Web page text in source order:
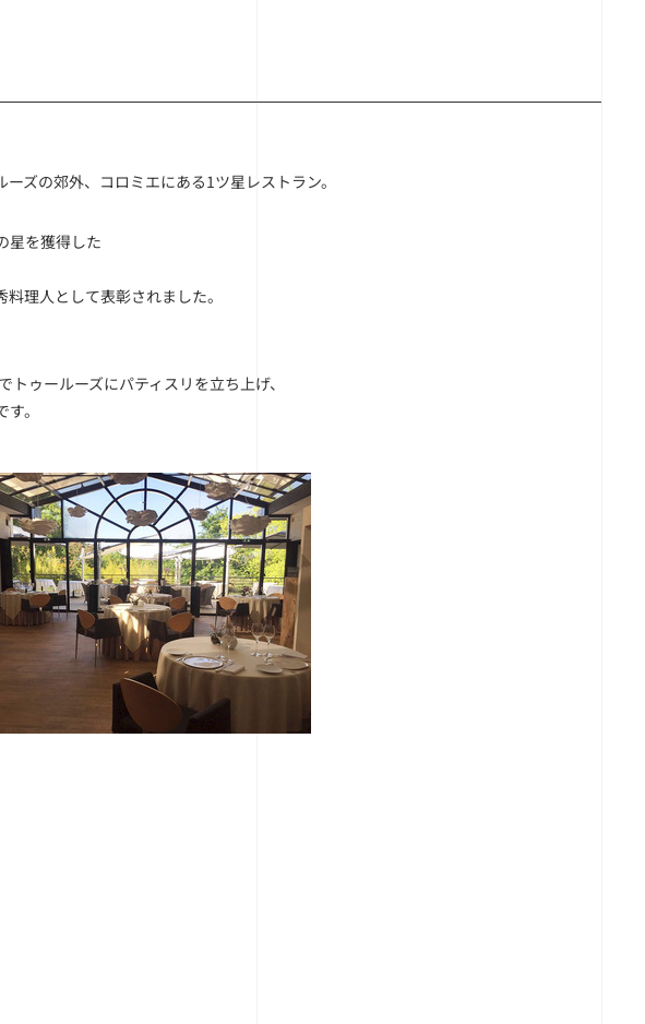
ズの郊外、コロミエにある1ツ星レストラン。
星を獲得した
理人として表彰されました。
ゥールーズにパティスリを立ち上げ、
。